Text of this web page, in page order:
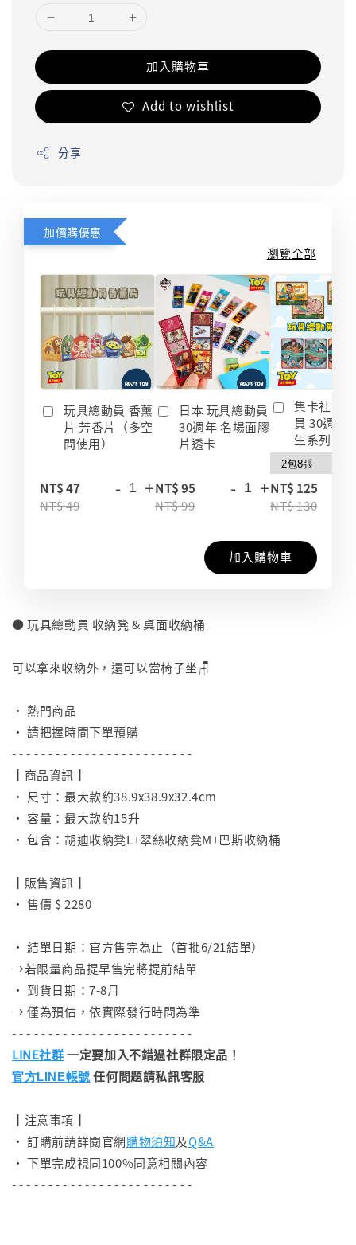
加入購物車
Add to wishlist
分享
加價購優惠
瀏覽全部
玩具總動員 香薰
片 芳香片（多空
間使用）
NT$ 47
NT$ 49
- +
日本 玩具總動員
30週年 名場面膠
片透卡
NT$ 95
NT$ 99
- +
集卡社 玩
員 30週年
生系列 收
NT$ 125
NT$ 130
加入購物車
● 玩具總動員 收納凳 & 桌面收納桶
可以拿來收納外，還可以當椅子坐🪑
• 熱門商品
• 請把握時間下單預購
- - - - - - - - - - - - - - - - - - - - - - - - -
┃商品資訊┃
• 尺寸：最大款約38.9x38.9x32.4cm
• 容量：最大款約15升
• 包含：胡迪收納凳L+翠絲收納凳M+巴斯收納桶
┃販售資訊┃
• 售價 $ 2280
• 結單日期：官方售完為止（首批6/21結單）
→若限量商品提早售完將提前結單
• 到貨日期：7-8月
→ 僅為預估，依實際發行時間為準
- - - - - - - - - - - - - - - - - - - - - - - - -
LINE社群一定要加入不錯過社群限定品！
官方LINE帳號 任何問題請私訊客服
┃注意事項┃
• 訂購前請詳閱官網購物須知及Q&A
• 下單完成視同100%同意相關內容
- - - - - - - - - - - - - - - - - - - - - - - - -